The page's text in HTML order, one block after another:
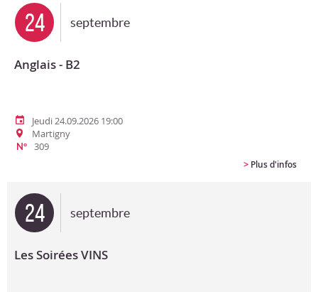
24 septembre
Anglais - B2
Jeudi 24.09.2026 19:00
Martigny
N°
309
> Plus d'infos
24 septembre
Les Soirées VINS